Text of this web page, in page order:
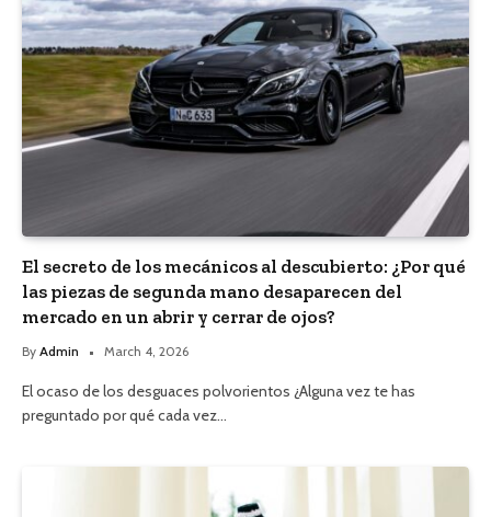
El secreto de los mecánicos al descubierto: ¿Por qué
las piezas de segunda mano desaparecen del
mercado en un abrir y cerrar de ojos?
By Admin March 4, 2026
El ocaso de los desguaces polvorientos ¿Alguna vez te has
preguntado por qué cada vez…